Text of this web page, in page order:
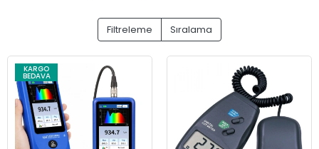
Filtreleme Sıralama
KARGO
BEDAVA